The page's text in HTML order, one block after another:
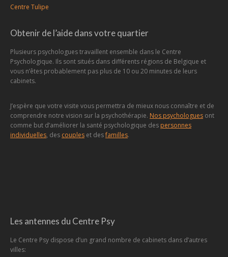
Centre Tulipe
Obtenir de l’aide dans votre quartier
Plusieurs psychologues travaillent ensemble dans le Centre
Psychologique. Ils sont situés dans différents régions de Belgique et
vous n’êtes probablement pas plus de 10 ou 20 minutes de leurs
cabinets.
J’espère que votre visite vous permettra de mieux nous connaître et de
comprendre notre vision sur la psychothérapie. Nos psychologues ont
comme but d’améliorer la santé psychologique des personnes
individuelles, des couples et desfamilles.
Les antennes du Centre Psy
Le Centre Psy dispose d’un grand nombre de cabinets dans d’autres
villes: